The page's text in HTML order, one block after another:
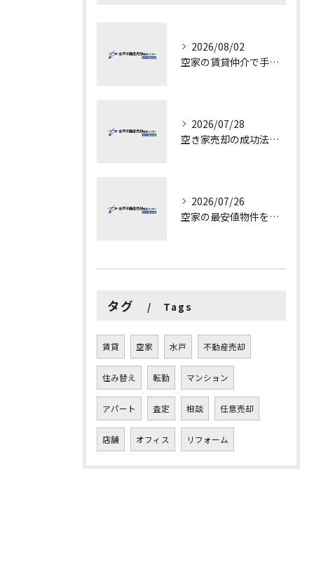
2026/08/02
空家の賃貸仲介で手数料と上限を徹底解説し200万円物件の注意点も紹介
2026/07/28
空き家売却の成功法と注意点
2026/07/26
空家の最安値物件を茨城県水戸市つくば市で探す方法と賢い売却ポイントを徹底解説
タグ Tags
賃貸 空家 水戸 不動産売却
住み替え 転勤 マンション
アパート 査定 相談 任意売却
店舗 オフィス リフォーム